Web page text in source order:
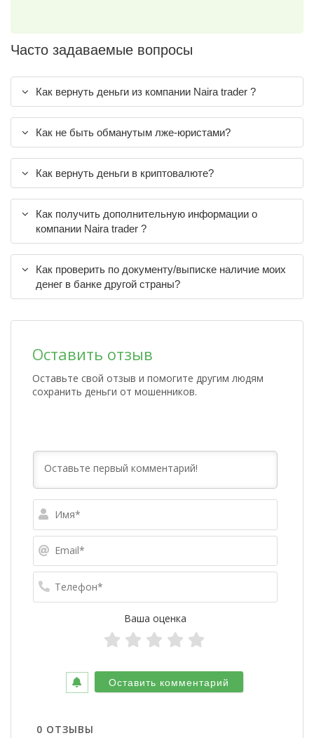
Часто задаваемые вопросы
Как вернуть деньги из компании Naira trader ?
Как не быть обманутым лже-юристами?
Как вернуть деньги в криптовалюте?
Как получить дополнительную информации о
компании Naira trader ?
Как проверить по документу/выписке наличие моих
денег в банке другой страны?
Оставить отзыв
Оставьте свой отзыв и помогите другим людям
сохранить деньги от мошенников.
Ваша оценка
0 ОТЗЫВЫ